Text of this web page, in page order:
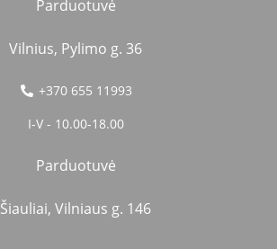
Parduotuvė
Vilnius, Pylimo g. 36
+370 655 11993
I-V - 10.00-18.00
Parduotuvė
Šiauliai, Vilniaus g. 146